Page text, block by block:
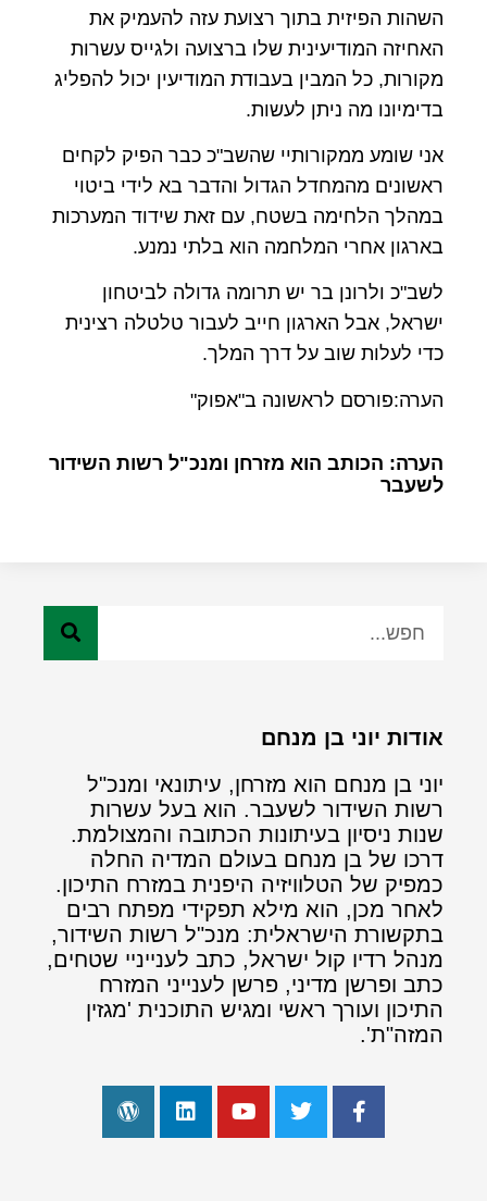
השהות הפיזית בתוך רצועת עזה להעמיק את
האחיזה המודיעינית שלו ברצועה ולגייס עשרות
מקורות, כל המבין בעבודת המודיעין יכול להפליג
בדימיונו מה ניתן לעשות.
אני שומע ממקורותיי שהשב"כ כבר הפיק לקחים
ראשונים מהמחדל הגדול והדבר בא לידי ביטוי
במהלך הלחימה בשטח, עם זאת שידוד המערכות
בארגון אחרי המלחמה הוא בלתי נמנע.
לשב"כ ולרונן בר יש תרומה גדולה לביטחון
ישראל, אבל הארגון חייב לעבור טלטלה רצינית
כדי לעלות שוב על דרך המלך.
הערה:פורסם לראשונה ב"אפוק"
הערה: הכותב הוא מזרחן ומנכ"ל רשות השידור
לשעבר
אודות יוני בן מנחם
יוני בן מנחם הוא מזרחן, עיתונאי ומנכ"ל
רשות השידור לשעבר. הוא בעל עשרות
שנות ניסיון בעיתונות הכתובה והמצולמת.
דרכו של בן מנחם בעולם המדיה החלה
כמפיק של הטלוויזיה היפנית במזרח התיכון.
לאחר מכן, הוא מילא תפקידי מפתח רבים
בתקשורת הישראלית: מנכ"ל רשות השידור,
מנהל רדיו קול ישראל, כתב לענייניי שטחים,
כתב ופרשן מדיני, פרשן לענייני המזרח
התיכון ועורך ראשי ומגיש התוכנית 'מגזין
המזה"ת'.